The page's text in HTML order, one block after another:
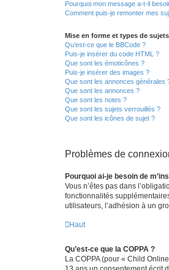
Pourquoi mon message a-t-il
Comment puis-je remonter mes
Mise en forme et types de sujets
Qu’est-ce que le BBCode ?
Puis-je insérer du code HTML ?
Que sont les émoticônes ?
Puis-je insérer des images ?
Que sont les annonces générales
Que sont les annonces ?
Que sont les notes ?
Que sont les sujets verrouillés ?
Que sont les icônes de sujet ?
Problèmes de
Pourquoi ai-je besoin de
Vous n’êtes pas dans
fonctionnalités
utilisateurs, l’adhésion à un
Haut
Qu’est-ce que la COPPA ?
La COPPA (pour « Child